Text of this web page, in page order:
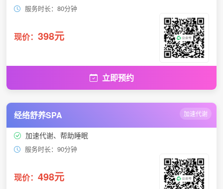
服务时长：80分钟
现价： 398元
立即预约
经络舒养SPA 加速代谢
加速代谢、帮助睡眠
服务时长：90分钟
现价： 498元